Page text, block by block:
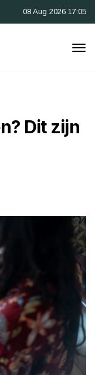
08 Aug 2026 17:05
Dit zijn